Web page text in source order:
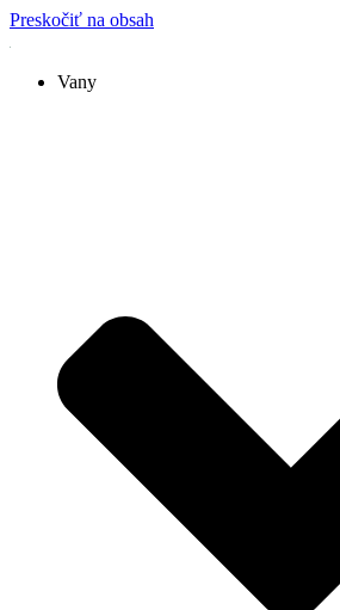
Preskočiť na obsah
Vany